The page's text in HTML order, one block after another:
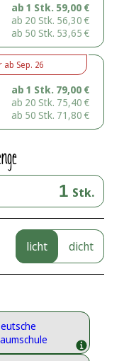
ab 1 Stk. 59,00 €
ab 20 Stk. 56,30 €
ab 50 Stk. 53,65 €
ab Sep. 26
ab 1 Stk. 79,00 €
ab 20 Stk. 75,40 €
ab 50 Stk. 71,80 €
Stk.
licht dicht